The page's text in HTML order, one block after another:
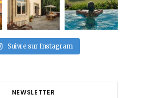
Suivre sur Instagram
NEWSLETTER